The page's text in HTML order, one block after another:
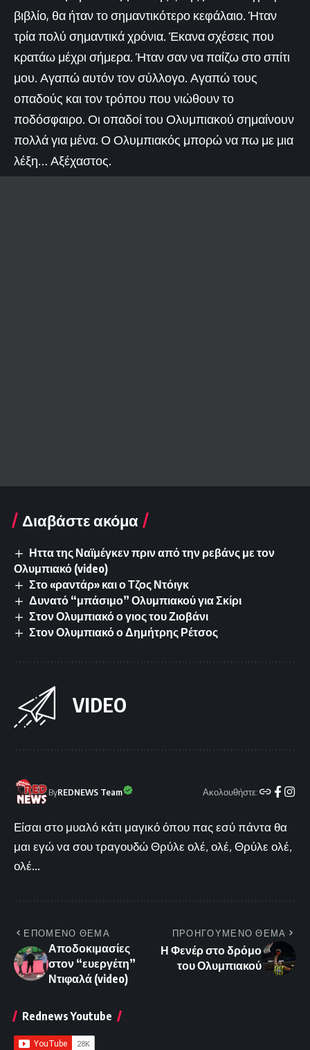
βιβλίο, θα ήταν το σημαντικότερο κεφάλαιο. Ήταν
τρία πολύ σημαντικά χρόνια. Έκανα σχέσεις που
κρατάω μέχρι σήμερα. Ήταν σαν να παίζω στο σπίτι
μου. Αγαπώ αυτόν τον σύλλογο. Αγαπώ τους
οπαδούς και τον τρόπου που νιώθουν το
ποδόσφαιρο. Οι οπαδοί του Ολυμπιακού σημαίνουν
πολλά για μένα. Ο Ολυμπιακός μπορώ να πω με μια
λέξη… Αξέχαστος.
Διαβάστε ακόμα
Ηττα της Ναϊμέγκεν πριν από την ρεβάνς με τον
Ολυμπιακό (video)
Στο «ραντάρ» και ο Τζος Ντόιγκ
Δυνατό “μπάσιμο” Ολυμπιακού για Σκίρι
Στον Ολυμπιακό ο γιος του Ζιοβάνι
Στον Ολυμπιακό ο Δημήτρης Ρέτσος
VIDEO
ByREDNEWS Team Ακολουθήστε:
Είσαι στο μυαλό κάτι μαγικό όπου πας εσύ πάντα θα
μαι εγώ να σου τραγουδώ Θρύλε ολέ, ολέ, Θρύλε ολέ,
ολέ...
ΕΠΟΜΕΝΟ ΘΕΜΑ
Αποδοκιμασίες
στον “ευεργέτη”
Ντιφαλά (video)
ΠΡΟΗΓΟΥΜΕΝΟ ΘΕΜΑ
Η Φενέρ στο δρόμο
του Ολυμπιακού
Rednews Youtube